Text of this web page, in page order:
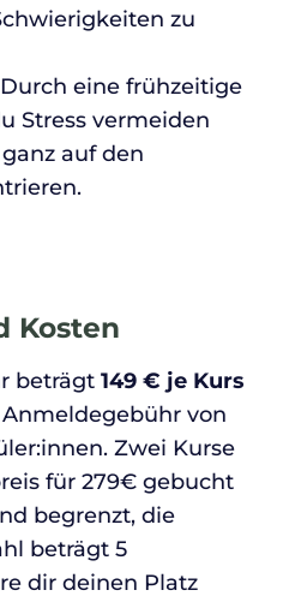
zu
Durch eine frühzeitige
Stress vermeiden
auf den
Kosten
beträgt149 € je Kurs
von
Zwei Kurse
für 279€ gebucht
begrenzt, die
beträgt 5
dir deinen Platz